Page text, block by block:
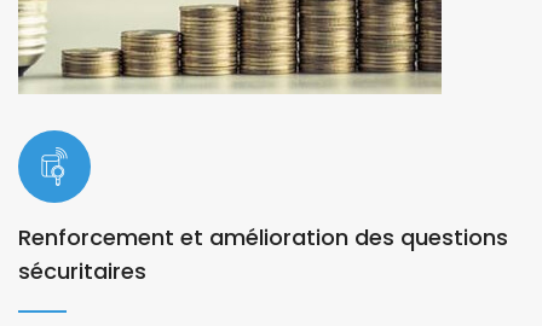
Renforcement et amélioration des questions
sécuritaires